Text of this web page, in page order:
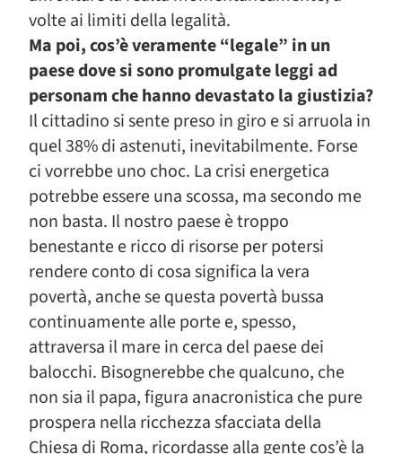
volte ai limiti della legalità.
Ma poi, cos’è veramente “legale” in un
paese dove si sono promulgate leggi ad
personam che hanno devastato la giustizia?
Il cittadino si sente preso in giro e si arruola in
quel 38% di astenuti, inevitabilmente. Forse
ci vorrebbe uno choc. La crisi energetica
potrebbe essere una scossa, ma secondo me
non basta. Il nostro paese è troppo
benestante e ricco di risorse per potersi
rendere conto di cosa significa la vera
povertà, anche se questa povertà bussa
continuamente alle porte e, spesso,
attraversa il mare in cerca del paese dei
balocchi. Bisognerebbe che qualcuno, che
non sia il papa, figura anacronistica che pure
prospera nella ricchezza sfacciata della
Chiesa di Roma, ricordasse alla gente cos’è la